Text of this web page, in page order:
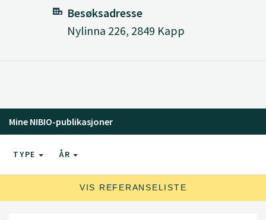
Besøksadresse
Nylinna 226, 2849 Kapp
Mine NIBIO-publikasjoner
TYPE ÅR
VIS REFERANSELISTE